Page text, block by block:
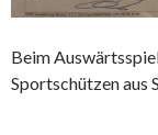
Beim
Sportschützen aus